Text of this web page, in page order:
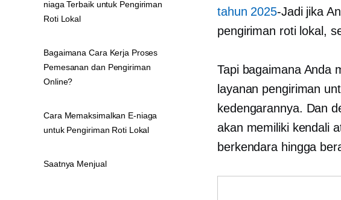
tahun 2025-Jadijika
pengiriman roti lokal,
Tapi bagaimana Anda
layanan pengiriman
kedengarannya. Dan
akan memiliki kendali
berkendara hingga
niaga Terbaik untuk Pengiriman
Roti Lokal
Bagaimana Cara Kerja Proses
Pemesanan dan Pengiriman
Online?
Cara Memaksimalkan E-niaga
untuk Pengiriman Roti Lokal
Saatnya Menjual